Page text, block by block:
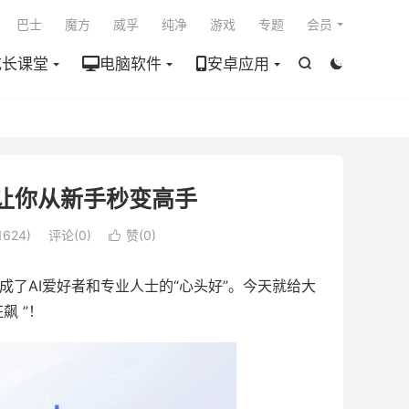


课堂 电脑软件 安卓应用
巴士 魔方 威孚 纯净 游戏 专题 会员
你从新手秒变高手
评论(0)  赞(0)
AI爱好者和专业人士的“心头好”。今天就给大
”！